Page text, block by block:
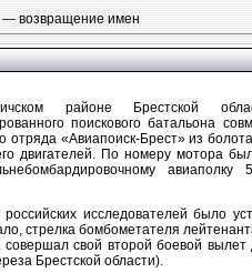
— возвращение имен
районе Брестской
поискового батальона
отряда «Авиапоиск-Брест» из
двигателей. По номеру мотора
авиаполку
исследователей было
стрелка бомбометателя
свой второй боевой
Брестской области).